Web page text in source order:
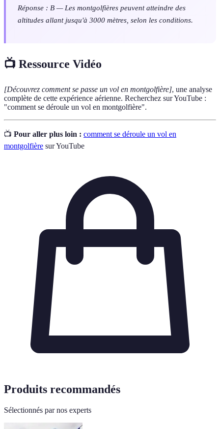
Réponse : B — Les montgolfières peuvent atteindre des
altitudes allant jusqu'à 3000 mètres, selon les conditions.
📺 Ressource Vidéo
[Découvrez comment se passe un vol en montgolfière], une analyse
complète de cette expérience aérienne. Recherchez sur YouTube :
"comment se déroule un vol en montgolfière".
📺 Pour aller plus loin : comment se déroule un vol en
montgolfière sur YouTube
Produits recommandés
Sélectionnés par nos experts